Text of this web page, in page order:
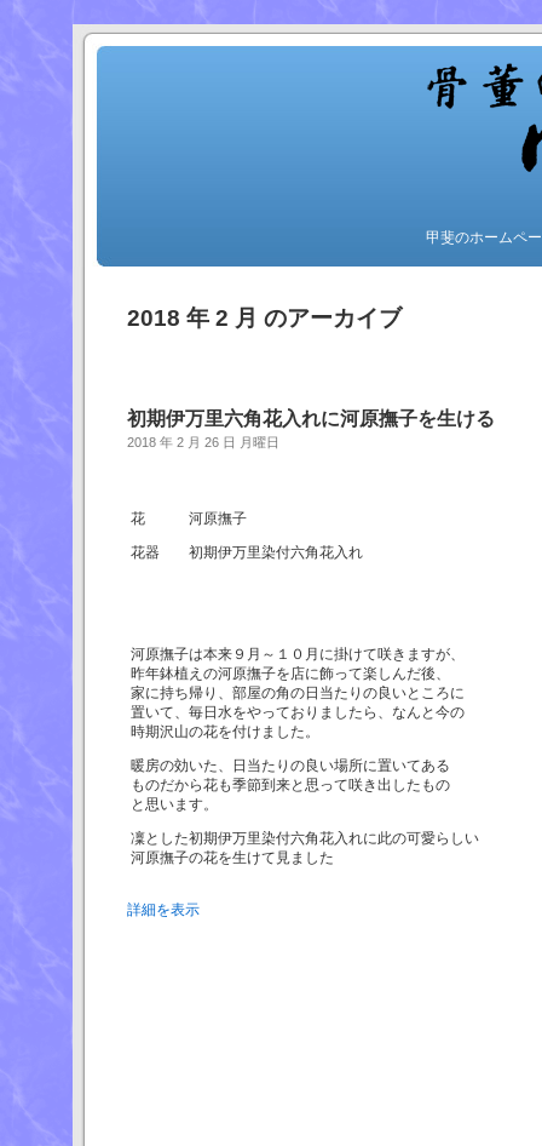
甲斐のホームペ
2018 年 2 月 のアーカイブ
初期伊万里六角花入れに河原撫子を生ける
2018 年 2 月 26 日 月曜日
花 河原撫子
花器 初期伊万里染付六角花入れ
河原撫子は本来９月～１０月に掛けて咲きますが、
昨年鉢植えの河原撫子を店に飾って楽しんだ後、
家に持ち帰り、部屋の角の日当たりの良いところに
置いて、毎日水をやっておりましたら、なんと今の
時期沢山の花を付けました。
暖房の効いた、日当たりの良い場所に置いてある
ものだから花も季節到来と思って咲き出したもの
と思います。
凜とした初期伊万里染付六角花入れに此の可愛らしい
河原撫子の花を生けて見ました
詳細を表示